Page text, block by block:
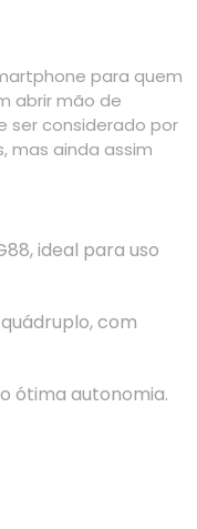
para quem
abrir mão de
ser considerado por
mas ainda assim
ideal para uso
com
ótima autonomia.